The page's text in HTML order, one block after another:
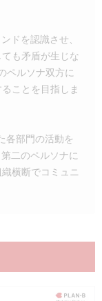
ドを認識させ、
も矛盾が生じな
ペルソナ双方に
ことを目指しま
各部門の活動を
二のペルソナに
横断でコミュニ